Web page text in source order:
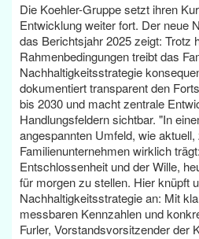
Die Koehler-Gruppe setzt ihren
Entwicklung weiter fort. Der neue
das Berichtsjahr 2025 zeigt: Trotz
Rahmenbedingungen treibt das
Nachhaltigkeitsstrategie
dokumentiert transparent den
bis 2030 und macht zentrale
Handlungsfeldern sichtbar. "In
angespannten Umfeld, wie
Familienunternehmen wirklich
Entschlossenheit und der Wille,
für morgen zu stellen. Hier knüpft
Nachhaltigkeitsstrategie an: Mit
messbaren Kennzahlen und
Furler, Vorstandsvorsitzender der